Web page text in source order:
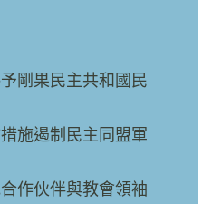
剛果民主共和國民
施遏制民主同盟軍
作伙伴與教會領袖